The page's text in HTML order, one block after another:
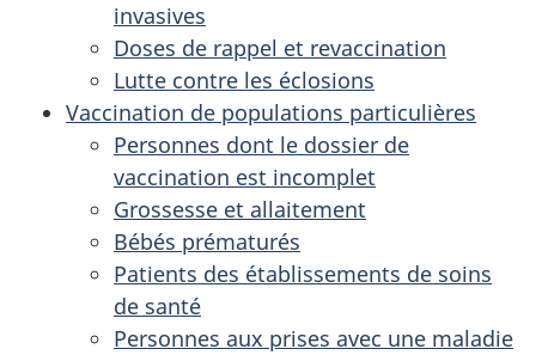
invasives
Doses de rappel et revaccination
Lutte contre les éclosions
Vaccination de populations particulières
Personnes dont le dossier de
vaccination est incomplet
Grossesse et allaitement
Bébés prématurés
Patients des établissements de soins
de santé
Personnes aux prises avec une maladie